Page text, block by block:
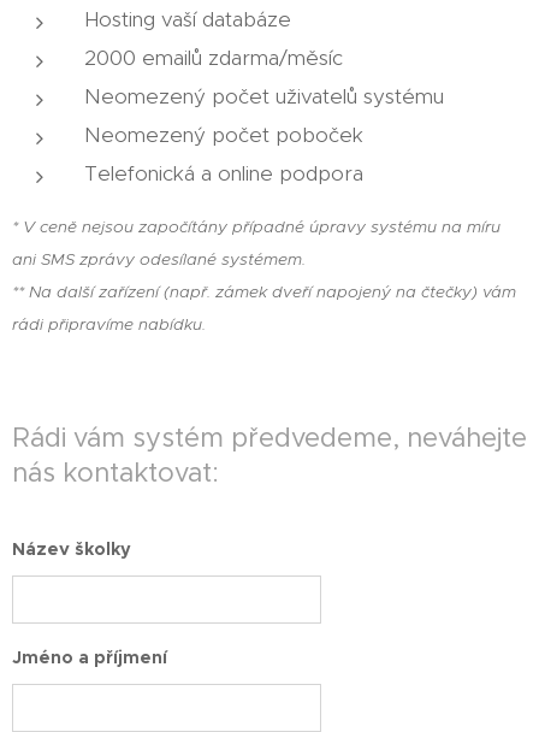
Hosting vaší databáze
2000 emailů zdarma/měsíc
Neomezený počet uživatelů systému
Neomezený počet poboček
Telefonická a online podpora
* V ceně nejsou započítány případné úpravy systému na míru
ani SMS zprávy odesílané systémem.
** Na další zařízení (např. zámek dveří napojený na čtečky) vám
rádi připravíme nabídku.
Rádi vám systém předvedeme, neváhejte
nás kontaktovat:
Název školky
Jméno a příjmení